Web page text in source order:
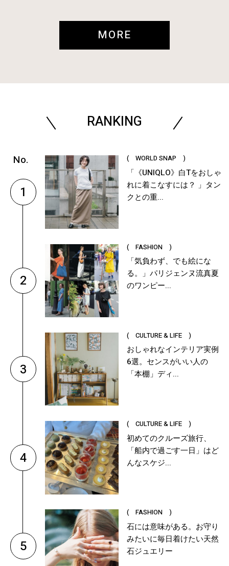
MORE
RANKING
1
( WORLD SNAP )
「《UNIQLO》白Tをおしゃ
れに着こなすには？ 」タン
クとの重...
2
( FASHION )
「気負わず、でも絵にな
る。」パリジェンヌ流真夏
のワンピー...
3
( CULTURE & LIFE )
おしゃれなインテリア実例
6選。センスがいい人の
「本棚」ディ...
4
( CULTURE & LIFE )
初めてのクルーズ旅行、
「船内で過ごす一日」はど
んなスケジ...
5
( FASHION )
石には意味がある。お守り
みたいに毎日着けたい天然
石ジュエリー